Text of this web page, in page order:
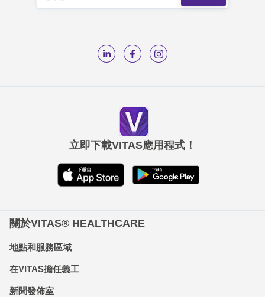
立即下載VITAS應用程式！
關於VITAS® HEALTHCARE
地點和服務區域
在VITAS擔任義工
新聞發佈室